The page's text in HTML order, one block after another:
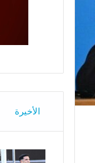
الأخيرة